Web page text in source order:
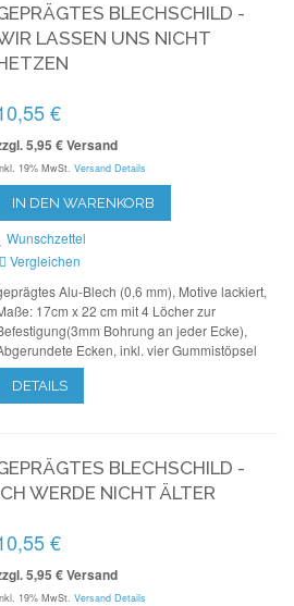
BLECHSCHILD -
LASSEN UNS NICHT
€
5,95 € Versand
19% MwSt. Versand Details
IN DEN WARENKORB
Wunschzettel
Vergleichen
Alu-Blech (0,6 mm), Motive lackiert,
17cm x 22 cm mit 4 Löcher zur
Bohrung an jeder Ecke),
Ecken, inkl. vier Gummistöpsel
DETAILS
BLECHSCHILD -
WERDE NICHT ÄLTER
€
5,95 € Versand
19% MwSt. Versand Details